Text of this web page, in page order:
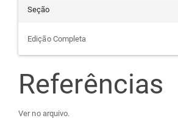
Seção
Edição Completa
Referências
Ver no arquivo.